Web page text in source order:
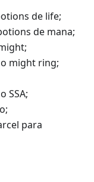
de life;
de mana;
might ring;
SSA;
para